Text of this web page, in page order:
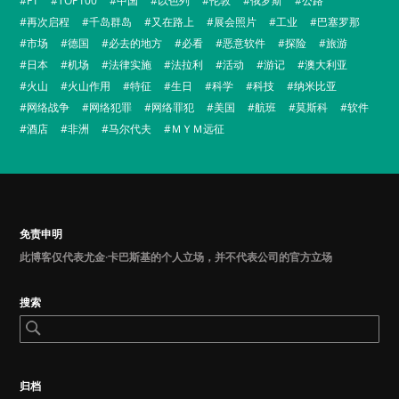
再次启程
千岛群岛 又在路上 展会照片 工业
巴塞罗那
市场
德国 必去的地方 必看 恶意软件 探险
旅游
日本
机场 法律实施 法拉利 活动 游记
澳大利亚
火山
火山作用 特征 生日 科学 科技
纳米比亚
网络战争
网络犯罪 网络罪犯 美国 航班 莫斯科
软件
酒店
非洲 马尔代夫 ＭＹＭ远征
免责申明
此博客仅代表尤金·卡巴斯基的个人立场，并不代表公司的官方立场
搜索
归档